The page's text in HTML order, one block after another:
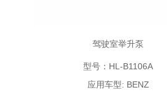
驾驶室举升泵
型号：HL-B1106A
应用车型: BENZ